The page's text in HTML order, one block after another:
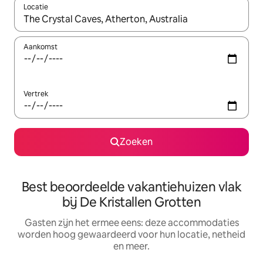
Locatie
Wanneer er suggesties beschikbaar zijn, maak je een keuze
Aankomst
Vertrek
Zoeken
Best beoordeelde vakantiehuizen vlak
bij De Kristallen Grotten
Gasten zijn het ermee eens: deze accommodaties
worden hoog gewaardeerd voor hun locatie, netheid
en meer.